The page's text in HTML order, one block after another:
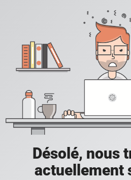
Désolé, nous
actuellement